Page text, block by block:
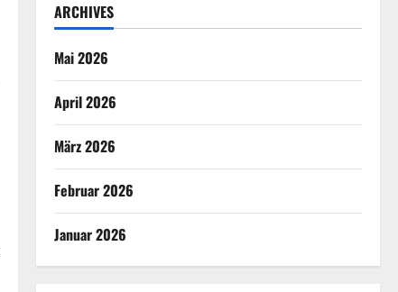
ARCHIVES
Mai 2026
April 2026
März 2026
Februar 2026
Januar 2026